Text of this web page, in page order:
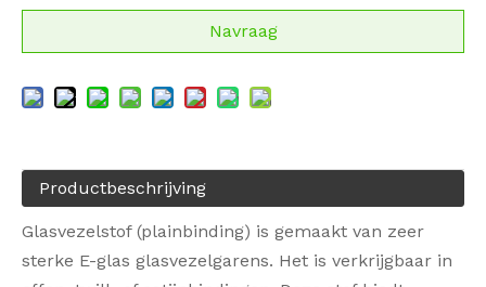
Navraag
Productbeschrijving
Glasvezelstof (plainbinding) is gemaakt van zeer
sterke E-glas glasvezelgarens. Het is verkrijgbaar in